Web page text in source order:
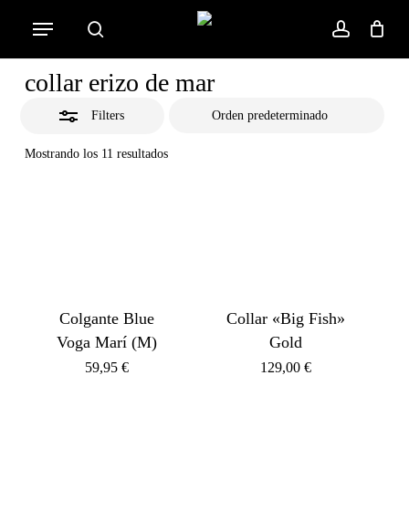
main
content
search account
Menu
Cart
Close
collar erizo de mar
Filters
Mostrando los 11 resultados
Close
Filters
Colgante Blue
Voga Marí (M)
59,95€
Collar «Big Fish»
Gold
129,00€